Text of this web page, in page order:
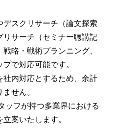
デスクリサーチ（論文探索
リサーチ（セミナー聴講記
略・戦術プランニング、
で対応可能です。
社内対応とするため、余計
せん。
ッフが持つ多業界における
案いたします。